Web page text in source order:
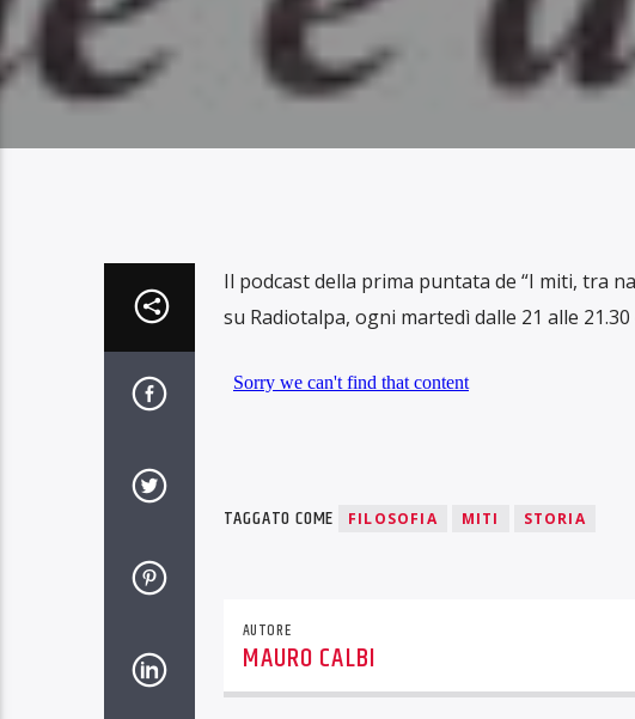
Il podcast della prima puntata de “I miti, tra
su Radiotalpa, ogni martedì dalle 21 alle
TAGGATO COME FILOSOFIA MITI STORIA
AUTORE
MAURO CALBI